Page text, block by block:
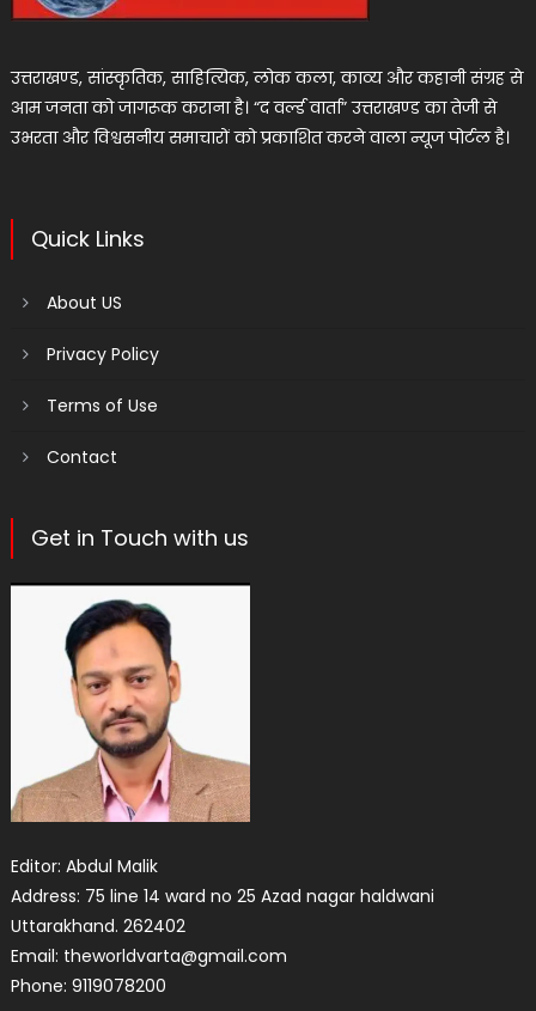
उत्तराखण्ड, सांस्कृतिक, साहित्यिक, लोक कला, काव्य और कहानी संग्रह से
आम जनता को जागरूक कराना है। “द वर्ल्ड वार्ता” उत्तराखण्ड का तेजी से
उभरता और विश्वसनीय समाचारों को प्रकाशित करने वाला न्यूज पोर्टल है।
Quick Links
About US
Privacy Policy
Terms of Use
Contact
Get in Touch with us
Editor: Abdul Malik
Address: 75 line 14 ward no 25 Azad nagar haldwani
Uttarakhand. 262402
Email: theworldvarta@gmail.com
Phone: 9119078200